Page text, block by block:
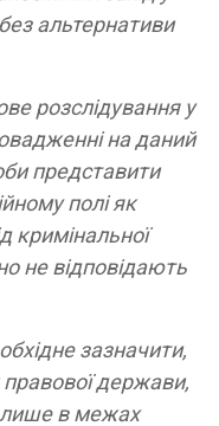
альтернативи
розслідування у
на даний
представити
полі як
кримінальної
не відповідають
зазначити,
держави,
лише в межах